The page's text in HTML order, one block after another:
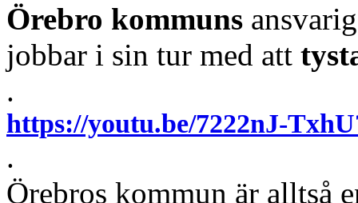
Örebro kommuns
jobbar i sin tur med att
.
https://youtu.be/7222nJ-
.
Örebros kommun är alltså